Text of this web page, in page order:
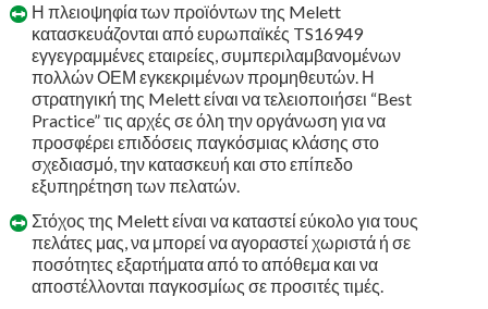
Η πλειοψηφία των προϊόντων της Melett
κατασκευάζονται από ευρωπαϊκές TS16949
εγγεγραμμένες εταιρείες, συμπεριλαμβανομένων
πολλών ΟΕΜ εγκεκριμένων προμηθευτών. Η
στρατηγική της Melett είναι να τελειοποιήσει “Best
Practice” τις αρχές σε όλη την οργάνωση για να
προσφέρει επιδόσεις παγκόσμιας κλάσης στο
σχεδιασμό, την κατασκευή και στο επίπεδο
εξυπηρέτηση των πελατών.
Στόχος της Melett είναι να καταστεί εύκολο για τους
πελάτες μας, να μπορεί να αγοραστεί χωριστά ή σε
ποσότητες εξαρτήματα από το απόθεμα και να
αποστέλλονται παγκοσμίως σε προσιτές τιμές.